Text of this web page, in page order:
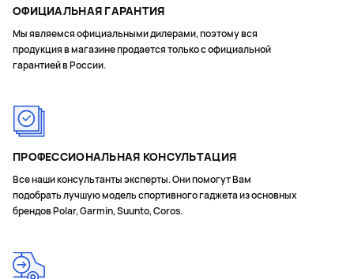
ОФИЦИАЛЬНАЯ ГАРАНТИЯ
Мы являемся официальными дилерами, поэтому вся
продукция в магазине продается только с официальной
гарантией в России.
ПРОФЕССИОНАЛЬНАЯ КОНСУЛЬТАЦИЯ
Все наши консультанты эксперты. Они помогут Вам
подобрать лучшую модель спортивного гаджета из основных
брендов Polar, Garmin, Suunto, Coros.